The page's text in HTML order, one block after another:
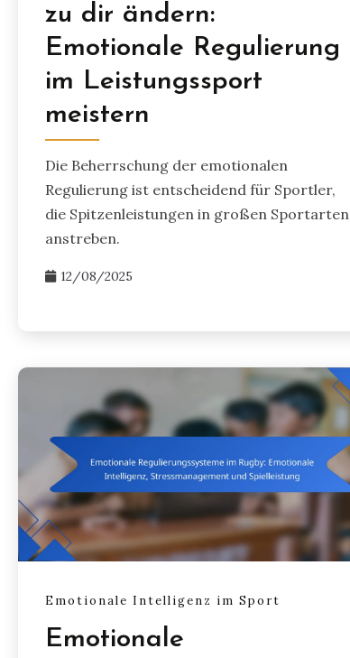
zu dir ändern:
Emotionale Regulierung
im Leistungssport
meistern
Die Beherrschung der emotionalen
Regulierung ist entscheidend für Sportler,
die Spitzenleistungen in großen Sportarten
anstreben.
12/08/2025
Emotionale Intelligenz im Sport
Emotionale